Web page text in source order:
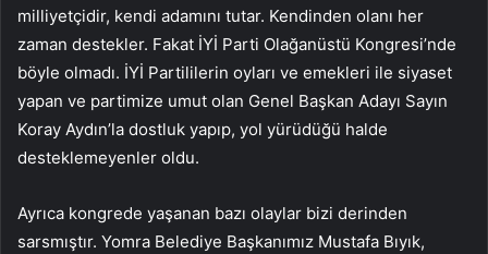
milliyetçidir, kendi adamını tutar. Kendinden olanı her
zaman destekler. Fakat İYİ Parti Olağanüstü Kongresi’nde
böyle olmadı. İYİ Partililerin oyları ve emekleri ile siyaset
yapan ve partimize umut olan Genel Başkan Adayı Sayın
Koray Aydın’la dostluk yapıp, yol yürüdüğü halde
desteklemeyenler oldu.
Ayrıca kongrede yaşanan bazı olaylar bizi derinden
sarsmıştır. Yomra Belediye Başkanımız Mustafa Bıyık,